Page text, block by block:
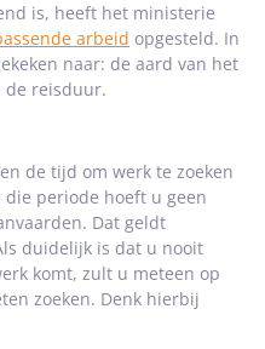
is, heeft het ministerie
arbeid opgesteld. In
naar: de aard van het
de reisduur.
de tijd om werk te zoeken
periode hoeft u geen
Dat geldt
duidelijk is dat u nooit
komt, zult u meteen op
zoeken. Denk hierbij